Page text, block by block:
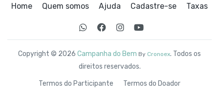
Home Quem somos Ajuda Cadastre-se Taxas
Copyright © 2026 Campanha do Bem By Cronoex. Todos os
direitos reservados.
Termos do Participante Termos do Doador